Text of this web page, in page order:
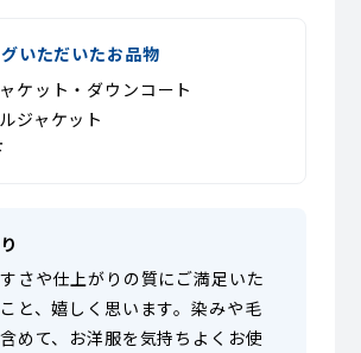
いただいたお品物
ケット・ダウンコート
ジャケット
さや仕上がりの質にご満足いた
と、嬉しく思います。染みや毛
めて、お洋服を気持ちよくお使